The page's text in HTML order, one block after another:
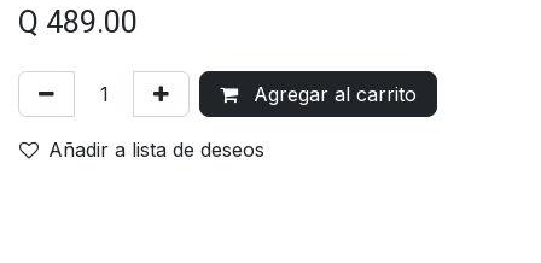
Q 489.00
Agregar al carrito
Añadir a lista de deseos